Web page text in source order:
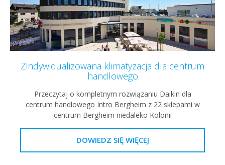
Zindywidualizowana klimatyzacja dla centrum
handlowego
Przeczytaj o kompletnym rozwiązaniu Daikin dla
centrum handlowego Intro Bergheim z 22 sklepami w
centrum Bergheim niedaleko Kolonii
DOWIEDZ SIĘ WIĘCEJ